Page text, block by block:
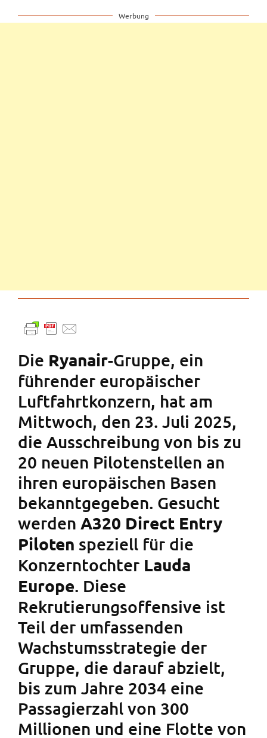
Werbung
Die Ryanair-Gruppe, ein
führender europäischer
Luftfahrtkonzern, hat am
Mittwoch, den 23. Juli 2025,
die Ausschreibung von bis zu
20 neuen Pilotenstellen an
ihren europäischen Basen
bekanntgegeben. Gesucht
werden A320 Direct Entry
Piloten speziell für die
Konzerntochter Lauda
Europe. Diese
Rekrutierungsoffensive ist
Teil der umfassenden
Wachstumsstrategie der
Gruppe, die darauf abzielt,
bis zum Jahre 2034 eine
Passagierzahl von 300
Millionen und eine Flotte von